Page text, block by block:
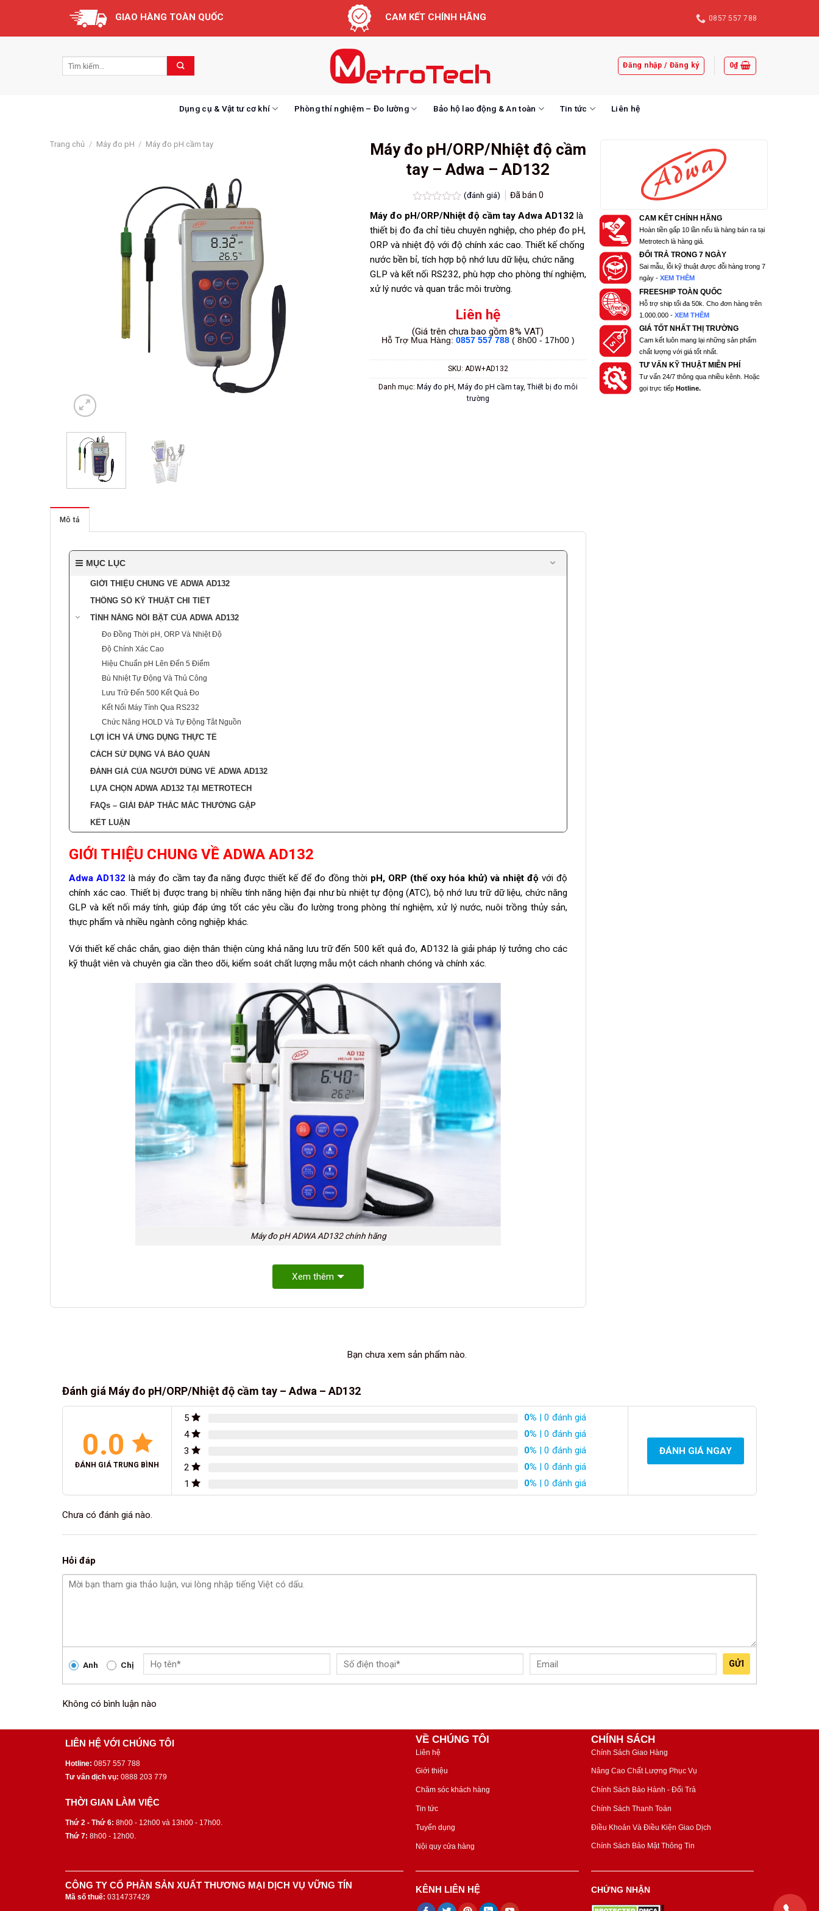
content
GIAO HÀNG TOÀN QUỐC CAM KẾT CHÍNH HÃNG 0857 557 788
Đăng nhập / Đăng ký 0₫
Dụng cụ & Vật tư cơ khí Phòng thí nghiệm – Đo lường Bảo hộ lao động & An toàn Tin tức Liên hệ
Trang chủ / Máy đo pH / Máy đo pH cầm tay
Máy đo pH/ORP/Nhiệt độ cầm
tay – Adwa – AD132
Được
xếp
hạng
0.0
5
sao
(đánh giá) Đã bán0
Máy đo pH/ORP/Nhiệt độ cầm tay Adwa AD132 là
thiết bị đo đa chỉ tiêu chuyên nghiệp, cho phép đo pH,
ORP và nhiệt độ với độ chính xác cao. Thiết kế chống
nước bền bỉ, tích hợp bộ nhớ lưu dữ liệu, chức năng
GLP và kết nối RS232, phù hợp cho phòng thí nghiệm,
xử lý nước và quan trắc môi trường.
Liên hệ
(Giá trên chưa bao gồm 8% VAT)
Hỗ Trợ Mua Hàng: 0857 557 788 ( 8h00 - 17h00 )
SKU: ADW+AD132
Danh mục: Máy đo pH Máy đo pH cầm tay, Thiết bị đo môi
trường
CAM KẾT CHÍNH HÃNG
Hoàn tiền gấp 10 lần nếu là hàng bán ra tại
Metrotech là hàng giả.
ĐỔI TRẢ TRONG 7 NGÀY
Sai mẫu, lỗi kỹ thuật được đỗi hàng trong 7
ngày -XEM THÊM
FREESHIP TOÀN QUỐC
Hỗ trợ ship tối đa 50k. Cho đơn hàng trên
1.000.000 -XEM THÊM
GIÁ TỐT NHẤT THỊ TRƯỜNG
Cam kết luôn mang lại những sản phẩm
chất lượng với giá tốt nhất.
TƯ VẤN KỸ THUẬT MIỄN PHÍ
Tư vấn 24/7 thông qua nhiều kênh. Hoặc
gọi trực tiếp Hotline.
Mô tả
MỤC LỤC
GIỚI THIỆU CHUNG VỀ ADWA AD132
THÔNG SỐ KỸ THUẬT CHI TIẾT
TÍNH NĂNG NỔI BẬT CỦA ADWA AD132
Đo Đồng Thời pH, ORP Và Nhiệt Độ
Độ Chính Xác Cao
Hiệu Chuẩn pH Lên Đến 5 Điểm
Bù Nhiệt Tự Động Và Thủ Công
Lưu Trữ Đến 500 Kết Quả Đo
Kết Nối Máy Tính Qua RS232
Chức Năng HOLD Và Tự Động Tắt Nguồn
LỢI ÍCH VÀ ỨNG DỤNG THỰC TẾ
CÁCH SỬ DỤNG VÀ BẢO QUẢN
ĐÁNH GIÁ CỦA NGƯỜI DÙNG VỀ ADWA AD132
LỰA CHỌN ADWA AD132 TẠI METROTECH
FAQs – GIẢI ĐÁP THẮC MẮC THƯỜNG GẶP
KẾT LUẬN
GIỚI THIỆU CHUNG VỀ ADWA AD132
Adwa AD132 là máy đo cầm tay đa năng được thiết kế để đo đồng thời pH, ORP (thế oxy hóa khử) và nhiệt độ với độ
chính xác cao. Thiết bị được trang bị nhiều tính năng hiện đại như bù nhiệt tự động (ATC), bộ nhớ lưu trữ dữ liệu, chức năng
GLP và kết nối máy tính, giúp đáp ứng tốt các yêu cầu đo lường trong phòng thí nghiệm, xử lý nước, nuôi trồng thủy sản,
thực phẩm và nhiều ngành công nghiệp khác.
Với thiết kế chắc chắn, giao diện thân thiện cùng khả năng lưu trữ đến 500 kết quả đo, AD132 là giải pháp lý tưởng cho các
kỹ thuật viên và chuyên gia cần theo dõi, kiểm soát chất lượng mẫu một cách nhanh chóng và chính xác.
Máy đo pH ADWA AD132 chính hãng
Xem thêm
Bạn chưa xem sản phẩm nào.
Đánh giá Máy đo pH/ORP/Nhiệt độ cầm tay – Adwa – AD132
0.0
ĐÁNH GIÁ TRUNG BÌNH
5 0% | 0 đánh giá
4
0% | 0 đánh giá
3
0% | 0 đánh giá
2
0% | 0 đánh giá
1
0% | 0 đánh giá
ĐÁNH GIÁ NGAY
Chưa có đánh giá nào.
Hỏi đáp
Anh Chị GỬI
Không có bình luận nào
LIÊN HỆ VỚI CHÚNG TÔI
Hotline: 0857 557 788
Tư vấn dịch vụ: 0888 203 779
THỜI GIAN LÀM VIỆC
Thứ 2 - Thứ 6: 8h00 - 12h00 và 13h00 - 17h00.
Thứ 7: 8h00 - 12h00.
VỀ CHÚNG TÔI
Liên hệ
Giới thiệu
Chăm sóc khách hàng
Tin tức
Tuyển dụng
Nội quy cửa hàng
CHÍNH SÁCH
Chính Sách Giao Hàng
Nâng Cao Chất Lượng Phục Vụ
Chính Sách Bảo Hành - Đổi Trả
Chính Sách Thanh Toán
Điều Khoản Và Điều Kiện Giao Dịch
Chính Sách Bảo Mật Thông Tin
CÔNG TY CỔ PHẦN SẢN XUẤT THƯƠNG MẠI DỊCH VỤ VỮNG TÍN
Mã số thuế: 0314737429
KÊNH LIÊN HỆ CHỨNG NHẬN